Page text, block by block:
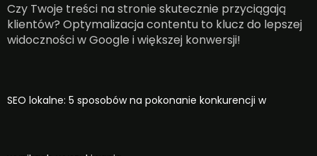
Czy Twoje treści na stronie skutecznie przyciągają
klientów? Optymalizacja contentu to klucz do lepszej
widoczności w Google i większej konwersji!
SEO lokalne: 5 sposobów na pokonanie konkurencji w